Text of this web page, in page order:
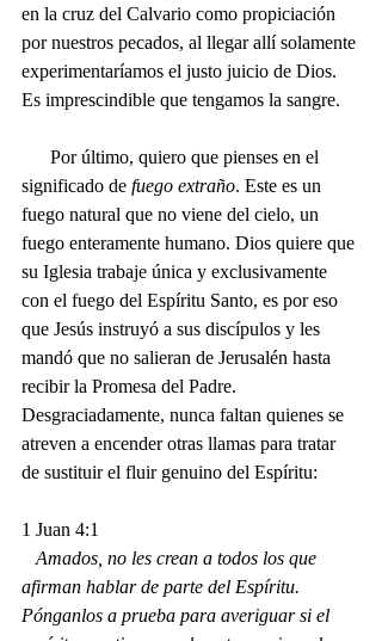
en la cruz del Calvario como propiciación
por nuestros pecados, al llegar allí solamente
experimentaríamos el justo juicio de Dios.
Es imprescindible que tengamos la sangre.
significado de fuego extraño. Este es un
fuego natural que no viene del cielo, un
fuego enteramente humano. Dios quiere que
su Iglesia trabaje única y exclusivamente
con el fuego del Espíritu Santo, es por eso
que Jesús instruyó a sus discípulos y les
mandó que no salieran de Jerusalén hasta
recibir la Promesa del Padre.
Desgraciadamente, nunca faltan quienes se
atreven a encender otras llamas para tratar
de sustituir el fluir genuino del Espíritu:
1 Juan 4:1
afirman hablar de parte del Espíritu.
Pónganlos a prueba para averiguar si el